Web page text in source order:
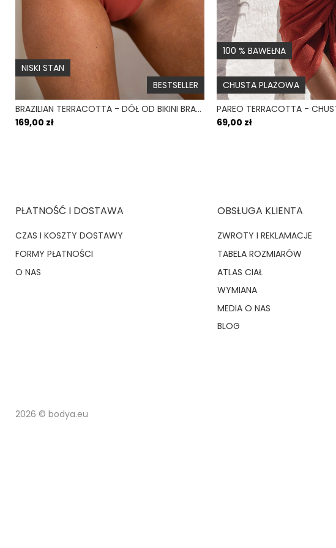
NISKI STAN
BESTSELLER
BRAZILIAN TERRACOTTA - DÓŁ OD BIKINI BRAZYLIJSKI WYCIĘTY CEGLANY
169,00 zł
100 % BAWEŁNA
CHUSTA PLAŻOWA
69,00 zł
PŁATNOŚĆ I DOSTAWA
CZAS I KOSZTY DOSTAWY
FORMY PŁATNOŚCI
O NAS
OBSŁUGA KLIENTA
ZWROTY I REKLAMACJE
TABELA ROZMIARÓW
ATLAS CIAŁ
WYMIANA
MEDIA O NAS
BLOG
2026 © bodya.eu